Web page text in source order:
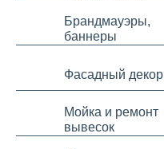
Брандмауэры,
баннеры
Фасадный декор
Мойка и ремонт
вывесок